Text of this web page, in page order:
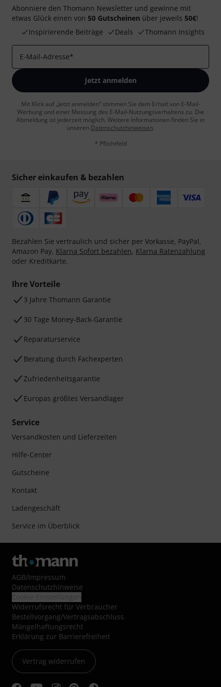
Abonniere den Thomann Newsletter und gewinne mit
etwas Glück einen von 50 Gutscheinen über jeweils 50€!
Inspirierende Beiträge
Deals Thomann Insights
E-Mail-Adresse*
Jetzt anmelden
Mit Klick auf „Jetzt anmelden“ stimmen Sie dem Erhalt von E-Mail-
Werbung und einer Messung des E-Mail-Nutzungsverhaltens zu. Die
Abmeldung ist jederzeit möglich. Weitere Informationen finden Sie in
unseren Datenschutzhinweisen.
* Pflichtfeld
Sicher einkaufen & bezahlen
Bezahlen Sie vertraulich und sicher per Vorkasse, PayPal,
Amazon Pay, Klarna Sofort bezahlen, Klarna Ratenzahlung
oder Kreditkarte.
Ihre Vorteile
3 Jahre Thomann Garantie
30 Tage Money-Back-Garantie
Reparaturservice
Beratung durch Fachexperten
Zufriedenheitsgarantie
Europas größtes Versandlager
Service
Versandkosten und Lieferzeiten
Hilfe-Center
Gutscheine
Kontakt
Ladengeschäft
Service im Überblick
AGB/Impressum
Datenschutzhinweise
Widerrufsrecht für Verbraucher
Bestellvorgang/Vertragsabschluss
Mängelhaftungsrecht
Erklärung zur Barrierefreiheit
Vertrag widerrufen